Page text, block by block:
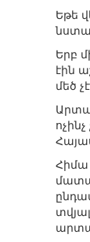
Եթե
Երբ
էին
մեծ
Հիմա